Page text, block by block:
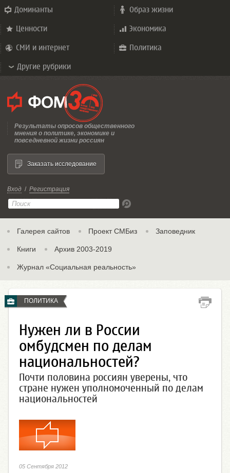
Доминанты Образ жизни
Ценности Экономика
СМИ и интернет Политика
Другие рубрики
Результаты опросов общественного
мнения о политике, экономике и
повседневной жизни россиян
Вход / Регистрация
Галерея сайтов Проект СМБиз Заповедник
Книги Архив 2003-2019
Журнал «Социальная реальность»
Заказать исследование
ПОЛИТИКА
Нужен ли в России
омбудсмен по делам
национальностей?
Почти половина россиян уверены, что
стране нужен уполномоченный по делам
национальностей
05 Сентября 2012